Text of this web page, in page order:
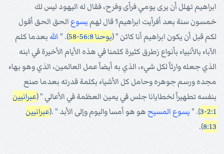
ابراهيم تهلل أن يرى يومي فرأى وفرح، فقال له اليهود ليس لك
خمسون سنة بعد أفرأيت ابراهيم؟ قال لهم يسوع الحق الحق أقول
لكم قبل أن يكون ابراهيم أنا كائن " (يوحنا 56:8-58 ). " الله بعدما كلم
الآباء بالأنبياء بأنواع زطرق كثيرة كلمنا في هذه الأيام الأخيرة في ابنه
الذي جعله وارثاً لكل شيء، الذي به أيضاً عمل العالمين، الذي وهو بهاء
مجده ورسم جوهره وحامل كل الأشياء بكلمة قدرته بعدما صنع
بنفسه تطهيراً لخطايانا جلس في يمين العظمة في الأعالي " (عبرانيين
2:1-3
). " يسوع المسيح هو هو أمسا واليوم وإلى الأبد " .(عبرانيين
8:13
).